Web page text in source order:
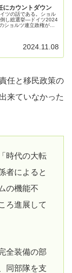
にカウントダウン
ツの話である。ショル
し総選挙―ドイツ2024
ョルツ連立政権が６
2024.11.08
任と移民政策の
来ていなかった
時代の大転
者によると
の機能不
ろ進展して
全装備の部
同部隊を支